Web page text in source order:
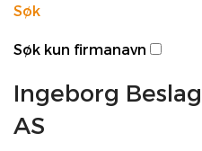
Søk
Søk kun firmanavn
Ingeborg
AS